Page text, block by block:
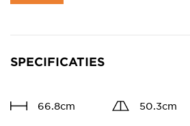
SPECIFICATIES
66.8cm 50.3cm